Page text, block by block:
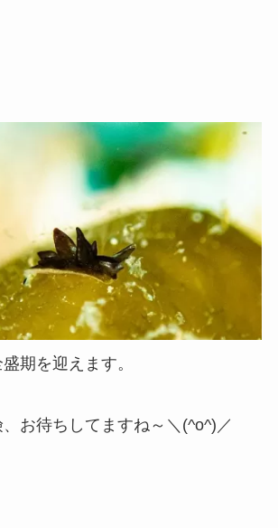
期を迎えます。
お待ちしてますね～＼(^o^)／